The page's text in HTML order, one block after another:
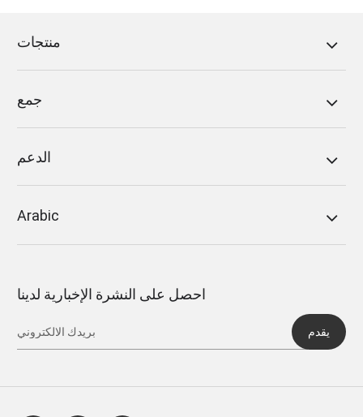
منتجات
جمع
الدعم
Arabic
احصل على النشرة الإخبارية لدينا
يقدم